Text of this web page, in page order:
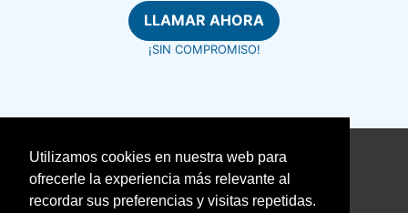
Utilizamos cookies en nuestra web para
ofrecerle la experiencia más relevante al
recordar sus preferencias y visitas repetidas.
LLAMAR AHORA
¡SIN COMPROMISO!
©fontanerosrapidos.com
Aviso Legal